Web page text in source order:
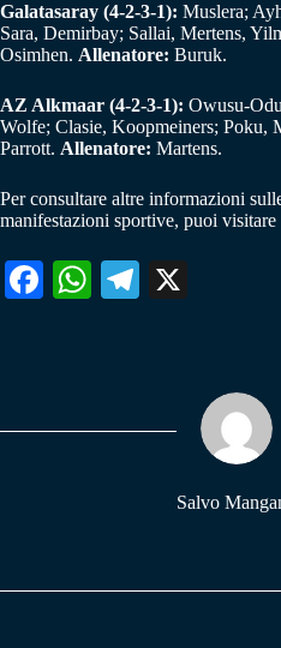
Galatasaray (4-2-3-1): Muslera;
Sara, Demirbay; Sallai, Mertens,
Osimhen. Allenatore: Buruk.
AZ Alkmaar (4-2-3-1): Owusu-
Wolfe; Clasie, Koopmeiners; Poku,
Parrott. Allenatore: Martens.
Per consultare altre informazioni
manifestazioni sportive, puoi visitare
Fa W
pp
Te
m
Salvo